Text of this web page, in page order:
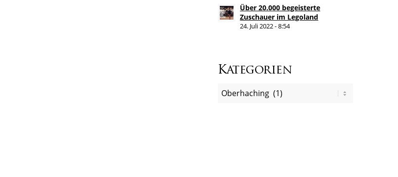
Über 20.000 begeisterte
Zuschauer im Legoland
24. Juli 2022 - 8:54
Kategorien